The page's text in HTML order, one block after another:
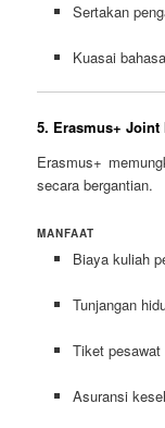
Sertakan
Kuasai
5. Erasmus+ Joint
Erasmus+
secara bergantian.
MANFAAT
Biaya kuliah
Tunjangan
Tiket pesawat
Asuransi